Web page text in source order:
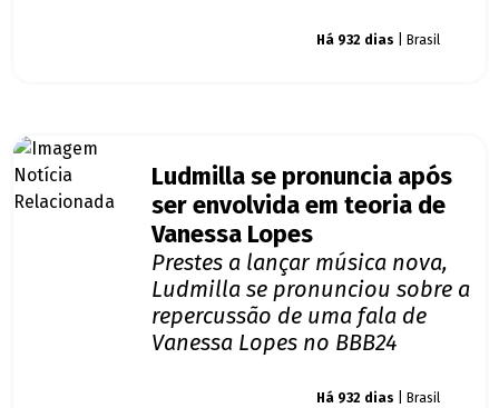
Há 932 dias | Brasil
Ludmilla se pronuncia após
ser envolvida em teoria de
Vanessa Lopes
Prestes a lançar música nova,
Ludmilla se pronunciou sobre a
repercussão de uma fala de
Vanessa Lopes no BBB24
Há 932 dias | Brasil